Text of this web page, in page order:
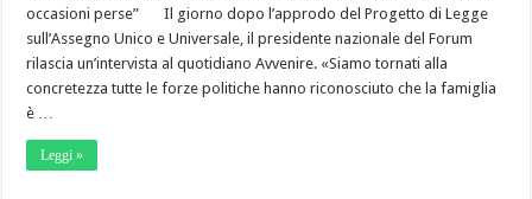
occasioni perse” Il giorno dopo l’approdo del Progetto di Legge
sull’Assegno Unico e Universale, il presidente nazionale del Forum
rilascia un’intervista al quotidiano Avvenire. «Siamo tornati alla
concretezza tutte le forze politiche hanno riconosciuto che la famiglia
è …
Leggi »